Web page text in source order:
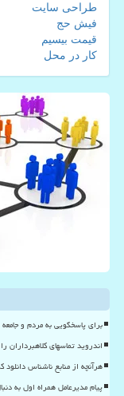
طراحی سایت
فیش حج
قیمت بیسیم
کار در محل
برای پاسخگویی به مردم و
اندروید تماسهای کلاهبرداران
هرآنچه از منابع ناشناس دانلود
پیام مدیرعامل همراه اول به